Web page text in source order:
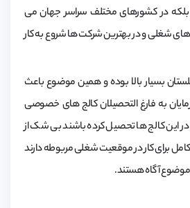
بلکه در کشورهای مختلف سراسر جهان می
شغلی و در بهترین شرکت ها شروع به کار
بسیار بالا بوده و همین موضوع باعث
به فارغ التحصیلان کالج های خصوصی
این کالج ها تحصیل کرده باشند بی شک از
برای کار در موقعیت شغلی مربوطه دارند
موضوع آگاه هستند.